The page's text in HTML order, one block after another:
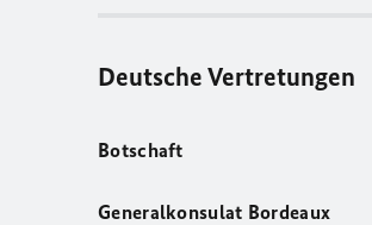
Deutsche Vertretungen
Botschaft
Generalkonsulat Bordeaux